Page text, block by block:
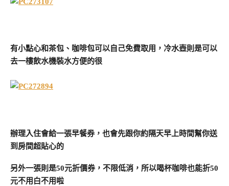
有小點心和茶包、咖啡包可以自己免費取用，冷水壺則是可以
去一樓飲水機裝水方便的很
辦理入住會給一張早餐券，也會先跟你約隔天早上時間幫你送
到房間超貼心的
另外一張則是50元折價券，不限低消，所以喝杯咖啡也能折50
元不用白不用啦